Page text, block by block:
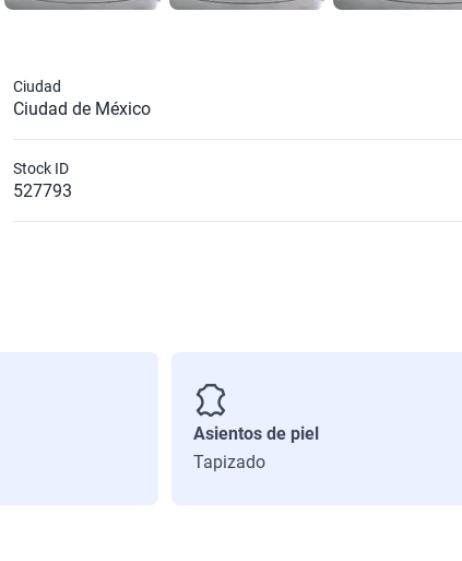
Ciudad de México
Ciudad
527793
Stock ID
Asientos de piel
Tapizado